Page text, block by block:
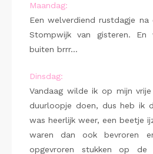
Maandag:
Een welverdiend rustdagje
Stompwijk van gisteren.
buiten brrr…
Dinsdag:
Vandaag wilde ik op mijn
duurloopje doen, dus heb ik
was heerlijk weer, een beetje
waren dan ook bevroren
opgevroren stukken op